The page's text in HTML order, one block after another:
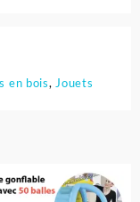
en bois, Jouets